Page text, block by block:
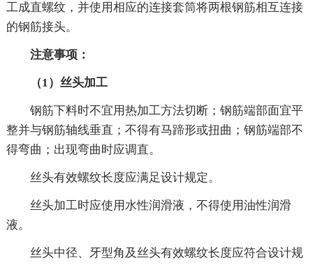
工成直螺纹，并使用相应的连接套筒将两根钢筋相互连接
的钢筋接头。
注意事项：
（1）丝头加工
钢筋下料时不宜用热加工方法切断；钢筋端部面宜平
整并与钢筋轴线垂直；不得有马蹄形或扭曲；钢筋端部不
得弯曲；出现弯曲时应调直。
丝头有效螺纹长度应满足设计规定。
丝头加工时应使用水性润滑液，不得使用油性润滑
液。
丝头中径、牙型角及丝头有效螺纹长度应符合设计规